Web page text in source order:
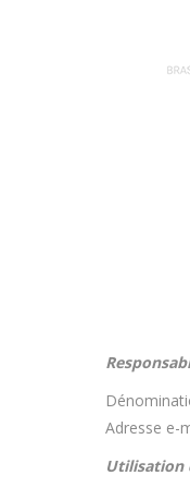
Adresse e-
Utilisation